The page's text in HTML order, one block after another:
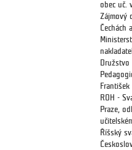
obec uč.
Zájmový
Čechách
František
ROH -
Praze,
Říšský